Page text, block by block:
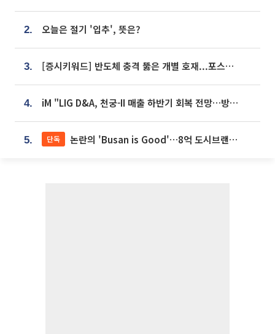
2. 오늘은 절기 '입추', 뜻은?
3. [증시키워드] 반도체 충격 뚫은 개별 호재...포스코퓨처엠·에코프로·한화솔루션 '눈길'
4. iM "LIG D&A, 천궁-II 매출 하반기 회복 전망…방산 톱픽 유지"
5. 단독 논란의 'Busan is Good'…8억 도시브랜드, 용산 대통령실 CI 업체가 수행